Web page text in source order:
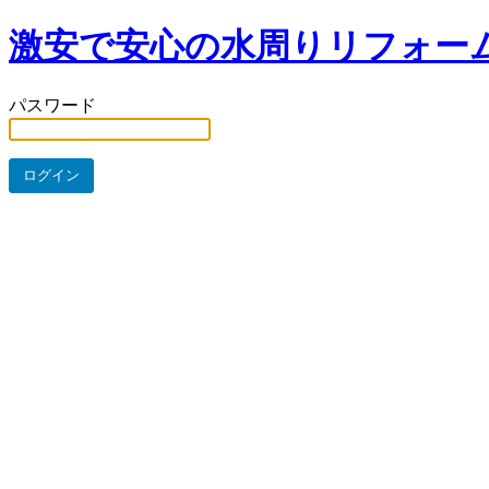
激安で安心の水周りリフォー
パスワード